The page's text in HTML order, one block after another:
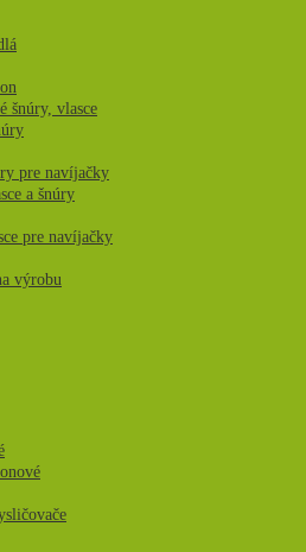
šnúry, vlasce
pre navíjačky
a šnúry
pre navíjačky
výrobu